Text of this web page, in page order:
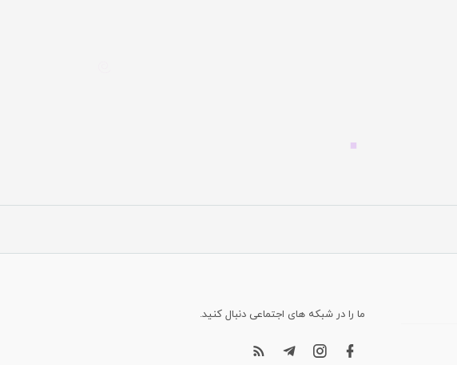
ما را در شبکه های اجتماعی دنبال کنید.